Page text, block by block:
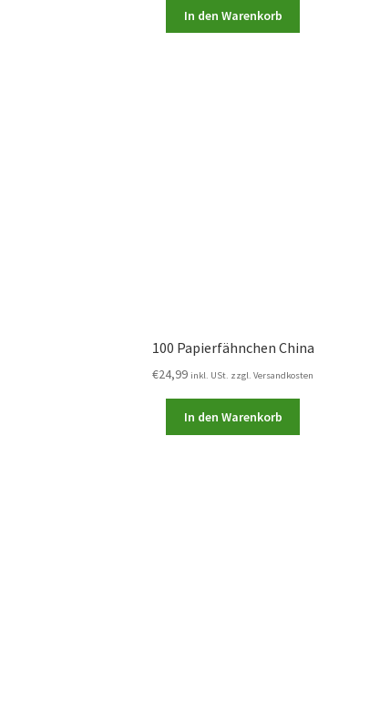
In den Warenkorb
100 Papierfähnchen China
€24,99 inkl. USt. zzgl. Versandkosten
In den Warenkorb